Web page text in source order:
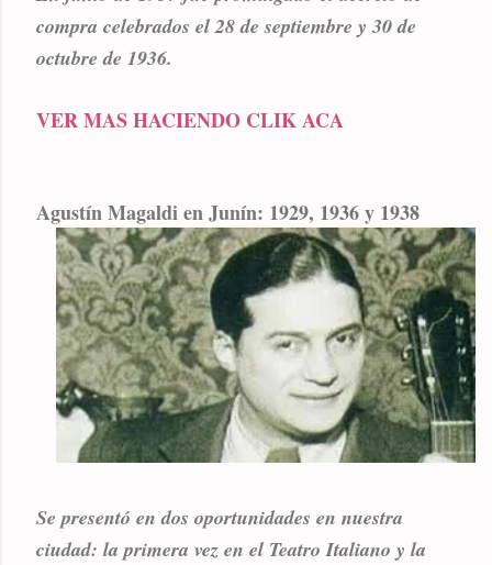
compra celebrados el 28 de septiembre y 30 de
octubre de 1936.
VER MAS HACIENDO CLIK ACA
Agustín Magaldi en Junín: 1929, 1936 y 1938
Se presentó en dos oportunidades en nuestra
ciudad: la primera vez en el Teatro Italiano y la